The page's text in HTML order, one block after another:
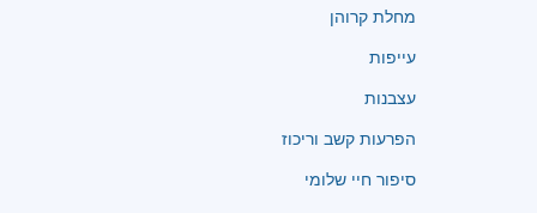
מחלת קרוהן
עייפות
עצבנות
הפרעות קשב וריכוז
סיפור חיי שלומי